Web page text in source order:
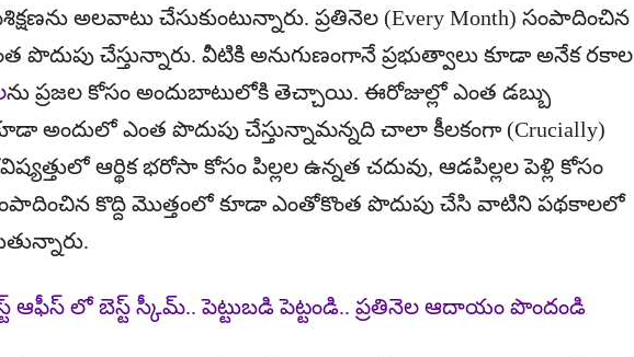
అలవాటు చేసుకుంటున్నారు. ప్రతినెల (Every Month) సంపాదించిన
పొదుపు చేస్తున్నారు. వీటికి అనుగుణంగానే ప్రభుత్వాలు కూడా అనేక రకాల
ను ప్రజల కోసం అందుబాటులోకి తెచ్చాయి. ఈరోజుల్లో ఎంత డబ్బు
అందులో ఎంత పొదుపు చేస్తున్నామన్నది చాలా కీలకంగా (Crucially)
ఆర్థిక భరోసా కోసం పిల్లల ఉన్నత చదువు, ఆడపిల్లల పెళ్లి కోసం
సంపాదించిన కొద్ది మొత్తంలో కూడా ఎంతోకొంత పొదుపు చేసి వాటిని పథకాలలో
ఆఫీస్ లో బెస్ట్ స్కీమ్.. పెట్టుబడి పెట్టండి.. ప్రతినెల ఆదాయం పొందండి